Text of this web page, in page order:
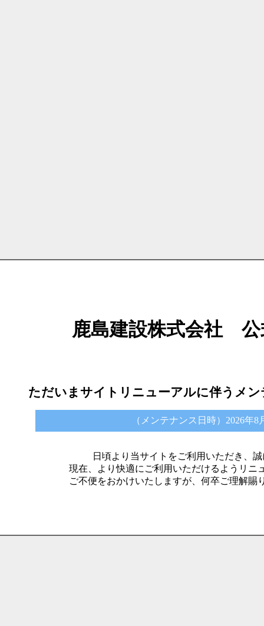
鹿島建設株式会社
ただいまサイトリニューアルに伴うメ
（メンテナンス日時）2026年8
日頃より当サイトをご利用いただき、
現在、より快適にご利用いただけるようリニ
ご不便をおかけいたしますが、何卒ご理解賜